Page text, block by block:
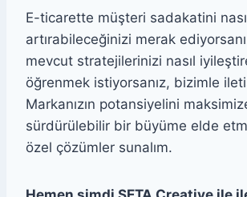
E-ticarette müşteri sadakatini
artırabileceğinizi merak
mevcut stratejilerinizi nasıl
öğrenmek istiyorsanız, bizimle
Markanızın potansiyelini
sürdürülebilir bir büyüme elde
özel çözümler sunalım.